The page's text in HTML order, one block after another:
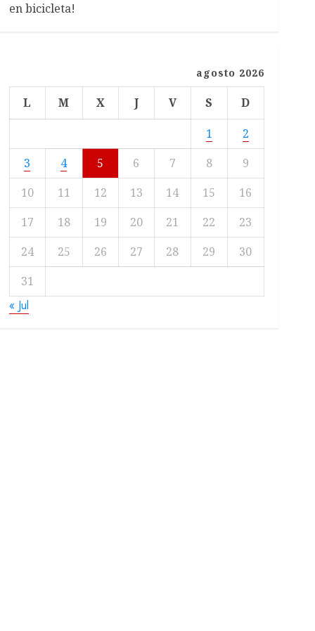
en bicicleta!
agosto 2026
L M X J V S
D
1
2
3
4 5 6 7 8
9
10
11 12 13 14 15
16
17
18 19 20 21 22
23
24
25 26 27 28 29
30
31
« Jul